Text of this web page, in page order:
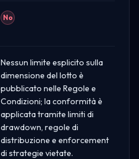
No
Nessun limite esplicito sulla
dimensione del lotto è
pubblicato nelle Regole e
Condizioni; la conformità è
applicata tramite limiti di
drawdown, regole di
distribuzione e enforcement
di strategie vietate.